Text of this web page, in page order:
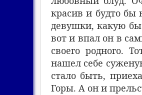
красив и будто бы
девушки, какую бы
вот и впал он в
своего родного.
нашел себе
стало быть,
Горы. А он и